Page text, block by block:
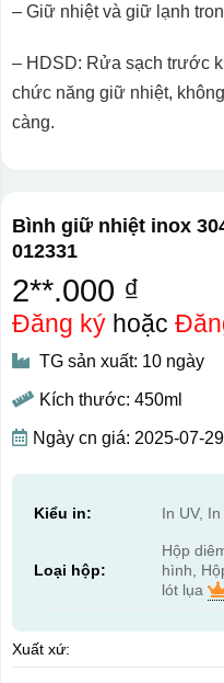
– Giữ nhiệt và giữ lạnh
– HDSD: Rửa sạch trước
chức năng giữ nhiệt,
càng.
Bình giữ nhiệt inox
012331
2**.000 ₫
Đăng kýhoặc
TG sản xuất: 10 ngày
Kích thước: 450ml
Ngày cn giá: 2025-07-29
Kiểu in: In UV,
Loại hộp:
Hộp
hình,
lót lụa
Xuất xứ: